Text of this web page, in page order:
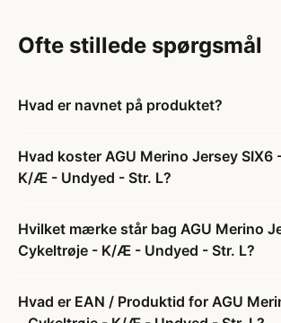
Ofte stillede spørgsmål
Hvad er navnet på produktet?
Hvad koster AGU Merino Jersey SIX6
K/Æ - Undyed - Str. L?
Hvilket mærke står bag AGU Merino
Cykeltrøje - K/Æ - Undyed - Str. L?
Hvad er EAN / Produktid for AGU